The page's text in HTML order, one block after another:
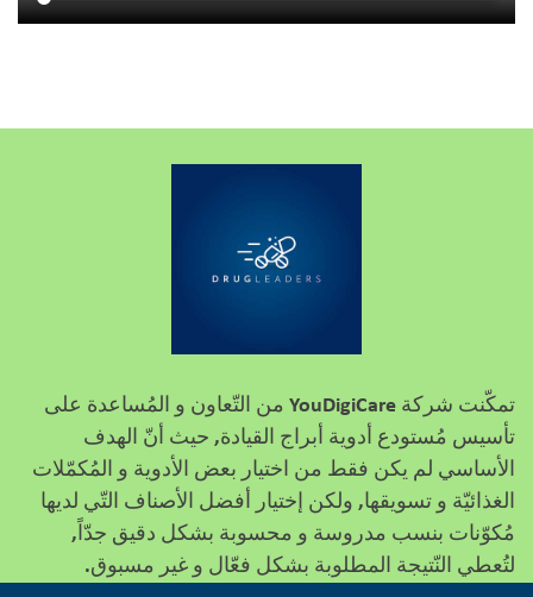
تمكّنت شركة YouDigiCare من التّعاون و المُساعدة على
تأسيس مُستودع أدوية أبراج القيادة, حيث أنّ الهدف
الأساسي لم يكن فقط من اختيار بعض الأدوية و المُكمّلات
الغذائيّة و تسويقها, ولكن إختيار أفضل الأصناف التّي لديها
مُكوّنات بنسب مدروسة و محسوبة بشكل دقيق جدّاً,
لتُعطي النّتيجة المطلوبة بشكل فعّال و غير مسبوق.